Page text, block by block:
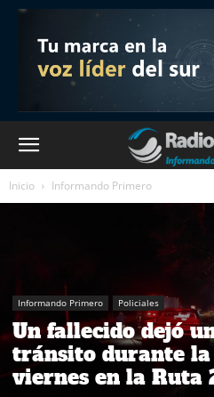
Inicio Informando Primero
Informando Primero Policiales
Un fallecido dejó
tránsito durante la
viernes en la Ruta